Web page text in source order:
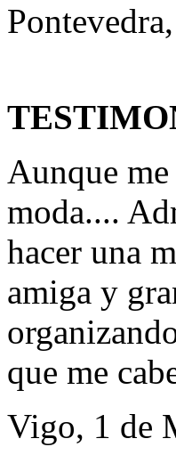
Aunque
moda....
hacer una
amiga y
que me
Vigo, 1 de